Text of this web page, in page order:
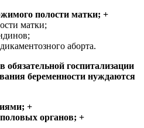
полости матки; +
матки;
аборта.
обязательной госпитализации
беременности нуждаются
+
органов; +